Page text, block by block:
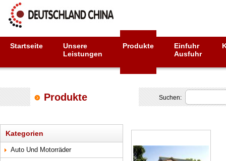
Startseite
Unsere
Leistungen
Produkte
Einfuhr
Ausfuhr
Produkte Suchen:
Kategorien
Auto Und Motorräder